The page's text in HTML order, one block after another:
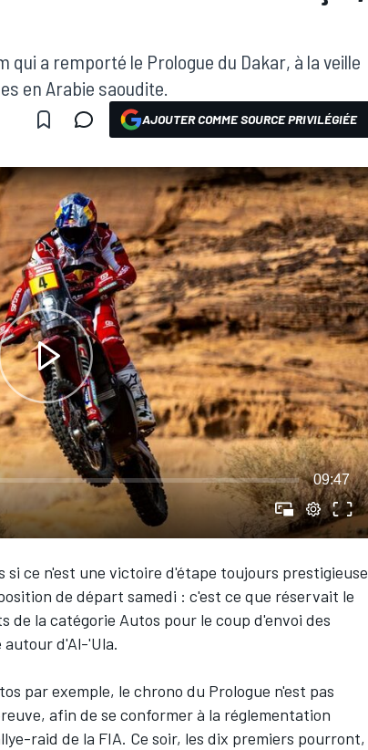
a remporté le Prologue du Dakar, à la veille
en Arabie saoudite.
AJOUTER COMME SOURCE PRIVILÉGIÉE
09:47
ce n'est une victoire d'étape toujours prestigieuse
de départ samedi : c'est ce que réservait le
de la catégorie Autos pour le coup d'envoi des
autour d'Al-'Ula.
par exemple, le chrono du Prologue n'est pas
afin de se conformer à la réglementation
raid de la FIA. Ce soir, les dix premiers pourront,